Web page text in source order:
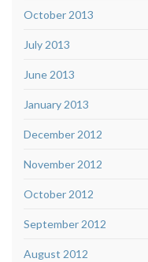
October 2013
July 2013
June 2013
January 2013
December 2012
November 2012
October 2012
September 2012
August 2012